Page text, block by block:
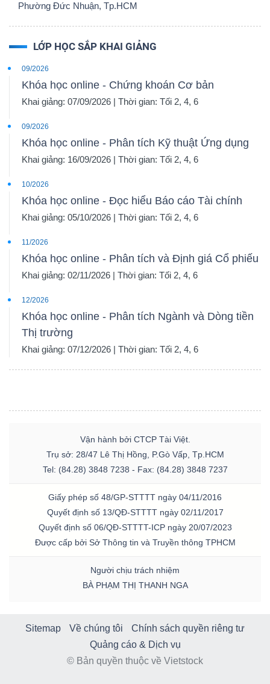
Phường Đức Nhuận, Tp.HCM
LỚP HỌC SẮP KHAI GIẢNG
09/2026
Khóa học online - Chứng khoán Cơ bản
Khai giảng: 07/09/2026 | Thời gian: Tối 2, 4, 6
09/2026
Khóa học online - Phân tích Kỹ thuật Ứng dụng
Khai giảng: 16/09/2026 | Thời gian: Tối 2, 4, 6
10/2026
Khóa học online - Đọc hiểu Báo cáo Tài chính
Khai giảng: 05/10/2026 | Thời gian: Tối 2, 4, 6
11/2026
Khóa học online - Phân tích và Định giá Cổ phiếu
Khai giảng: 02/11/2026 | Thời gian: Tối 2, 4, 6
12/2026
Khóa học online - Phân tích Ngành và Dòng tiền
Thị trường
Khai giảng: 07/12/2026 | Thời gian: Tối 2, 4, 6
Vận hành bởi CTCP Tài Việt.
Trụ sở: 28/47 Lê Thị Hồng, P.Gò Vấp, Tp.HCM
Tel: (84.28) 3848 7238 - Fax: (84.28) 3848 7237
Giấy phép số 48/GP-STTTT ngày 04/11/2016
Quyết định số 13/QĐ-STTTT ngày 02/11/2017
Quyết định số 06/QĐ-STTTT-ICP ngày 20/07/2023
Được cấp bởi Sở Thông tin và Truyền thông TPHCM
Người chịu trách nhiệm
BÀ PHẠM THỊ THANH NGA
Sitemap Về chúng tôi
Chính sách quyền riêng tư
Quảng cáo & Dịch vụ
© Bản quyền thuộc về Vietstock